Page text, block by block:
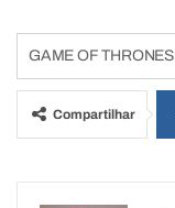
GAME OF THRONES
Compartilhar